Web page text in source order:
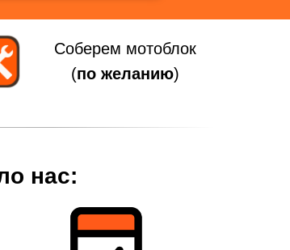
Соберем мотоблок
(по желанию)
нас: